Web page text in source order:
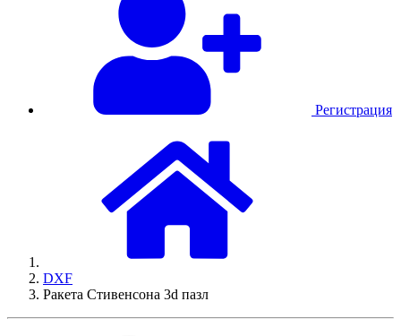
Регистрация
DXF
Ракета Стивенсона 3d пазл